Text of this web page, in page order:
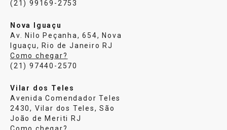
(21) 99169-2753
Nova Iguaçu
Av. Nilo Peçanha, 654, Nova
Iguaçu, Rio de Janeiro RJ
Como chegar?
(21) 97440-2570
Vilar dos Teles
Avenida Comendador Teles
2430, Vilar dos Teles, São
João de Meriti RJ
Como chegar?